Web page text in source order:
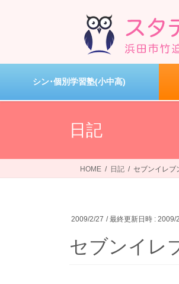
ツ
シ
シン･個別学習塾(小中高)
日記
HOME 日記 セブンイレブ
2009/2/27 / 最終更新日時 : 2009/
セブンイレ